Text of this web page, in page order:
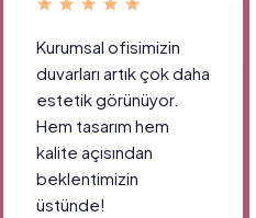
Kurumsal ofisimizin
duvarları artık çok daha
estetik görünüyor.
Hem tasarım hem
kalite açısından
beklentimizin
üstünde!